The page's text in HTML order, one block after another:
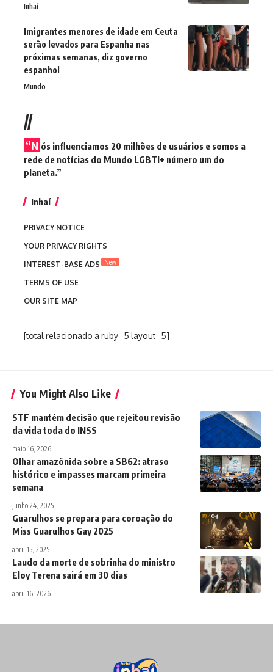
Inhaí
Imigrantes menores de idade em Ceuta
serão levados para Espanha nas
próximas semanas, diz governo
espanhol
Mundo
//
“N ós influenciamos 20 milhões de usuários e somos a
rede de notícias do Mundo LGBTI+ número um do
planeta.”
Inhaí
PRIVACY NOTICE
YOUR PRIVACY RIGHTS
INTEREST-BASE ADS
New
TERMS OF USE
OUR SITE MAP
[total relacionado a ruby=5 layout=5]
You Might Also Like
STF mantém decisão que rejeitou revisão
da vida toda do INSS
maio 16, 2026
Olhar amazônida sobre a SB62: atraso
histórico e impasses marcam primeira
semana
junho 24, 2025
Guarulhos se prepara para coroação do
Miss Guarulhos Gay 2025
abril 15, 2025
Laudo da morte de sobrinha do ministro
Eloy Terena sairá em 30 dias
abril 16, 2026